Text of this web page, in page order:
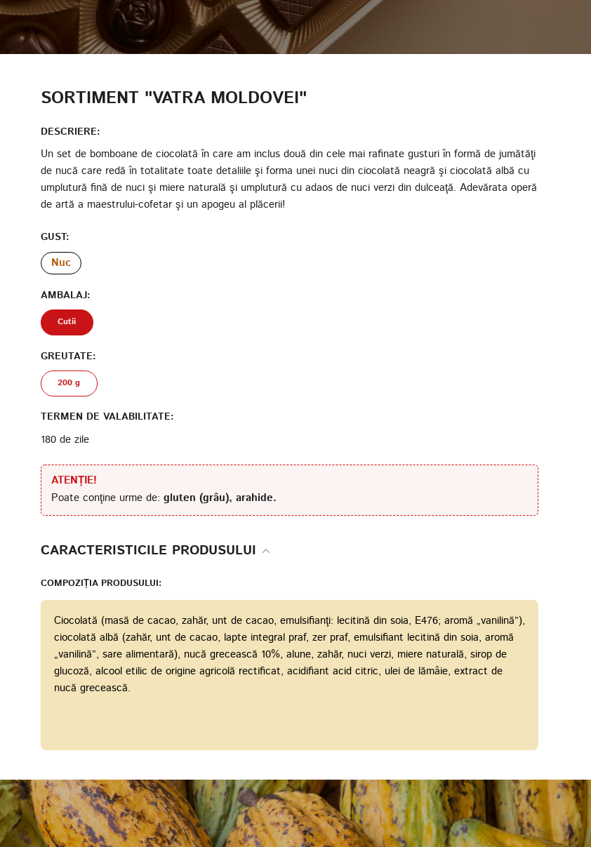
SORTIMENT "VATRA MOLDOVEI"
DESCRIERE:
Un set de bomboane de ciocolată în care am inclus două din cele mai rafinate gusturi în formă de jumătăţi
de nucă care redă în totalitate toate detaliile şi forma unei nuci din ciocolată neagră şi ciocolată albă cu
umplutură fină de nuci şi miere naturală şi umplutură cu adaos de nuci verzi din dulceaţă. Adevărata operă
de artă a maestrului-cofetar şi un apogeu al plăcerii!
GUST:
Nuc
AMBALAJ:
Cutii
GREUTATE:
200 g
TERMEN DE VALABILITATE:
180 de zile
ATENȚIE!
Poate conţine urme de:gluten (grâu), arahide.
CARACTERISTICILE PRODUSULUI
COMPOZIȚIA PRODUSULUI:
Сiocolată (masă de cacao, zahăr, unt de cacao, emulsifianţi: lecitină din soia, E476; aromă „vanilină”),
ciocolată albă (zahăr, unt de cacao, lapte integral praf, zer praf, emulsifiant lecitină din soia, aromă
„vanilină”, sare alimentară), nucă grecească 10%, alune, zahăr, nuci verzi, miere naturală, sirop de
glucoză, alcool etilic de origine agricolă rectificat, acidifiant acid citric, ulei de lămâie, extract de
nucă grecească.
REPETAȚI PAROLA
CREAȚI UN CONT
serviciilor
Politica de confidențialitate
AUTENTIFICARE
DATA NAȘTERII
CREAȚI UN CONT